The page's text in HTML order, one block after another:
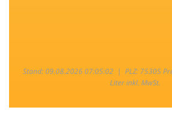
Stand: 09.08.2026 07:05:02 | PLZ: 75305
Liter inkl. MwSt.